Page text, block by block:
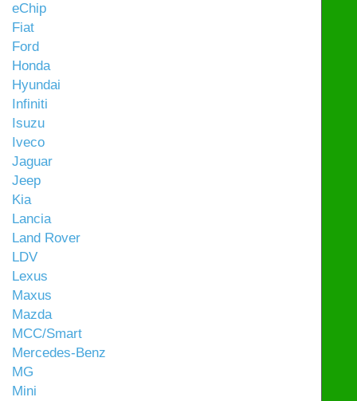
eChip
Fiat
Ford
Honda
Hyundai
Infiniti
Isuzu
Iveco
Jaguar
Jeep
Kia
Lancia
Land Rover
LDV
Lexus
Maxus
Mazda
MCC/Smart
Mercedes-Benz
MG
Mini